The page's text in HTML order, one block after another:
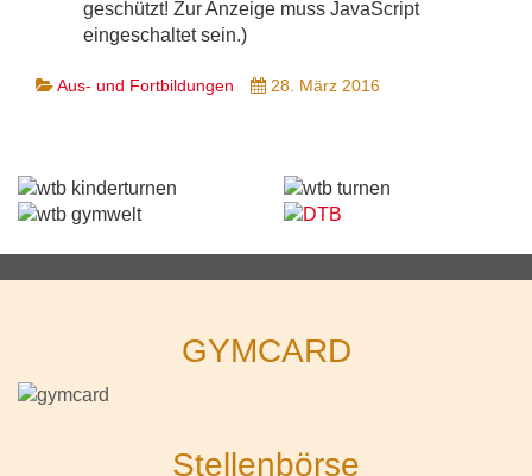
geschützt! Zur Anzeige muss JavaScript
eingeschaltet sein.)
Aus- und Fortbildungen 28. März 2016
GYMCARD
Stellenbörse